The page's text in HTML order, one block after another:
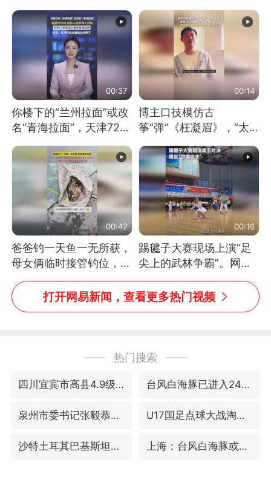
满无奈 每处都有精心设
计 但每处都有瑕疵 网
友：一开始我没笑 但看
到洗手盆我没绷住
可以不要把我遣返回国”
00:37
你楼下的“兰州拉面”或改
名“青海拉面”，天津72家
面馆已集体更换招牌
00:14
博主口技模仿古
筝“弹”《枉凝眉》，“太
像了～你是吃古筝长大的
吗？”“或将成为首位考级
不带古筝的选手。”（来
源：新华每日电讯）
00:42
爸爸钓一天鱼一无所获，
母女俩临时接管钓位，用
玩具鱼竿钓上大鱼
00:16
踢毽子大赛现场上演“足
尖上的武林争霸”。网
友：这哪是踢毽子，分明
是武侠片现场！#睡个好
打开网易新闻，查看更多热门视频
热门搜索
四川宜宾市高县4.9级地震致1人死亡 台风白海豚已进入24小时警戒线
泉州市委书记张毅恭被查 U17国足点球大战淘汰河床晋级决赛
沙特土耳其巴基斯坦签署共同防务协议 上海：台风白海豚或将带来龙卷风